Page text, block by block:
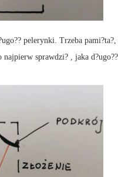
pelerynki. Trzeba
sprawdzi? , jaka